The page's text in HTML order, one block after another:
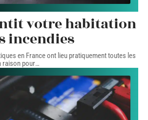
votre habitation
incendies
en France ont lieu pratiquement toutes les
raison pour…